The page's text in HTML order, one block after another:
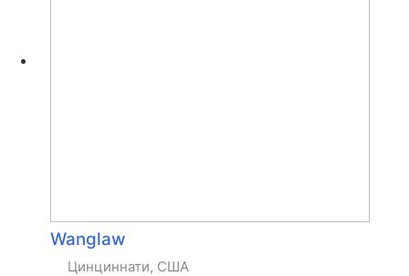
Wanglaw
Цинциннати, США